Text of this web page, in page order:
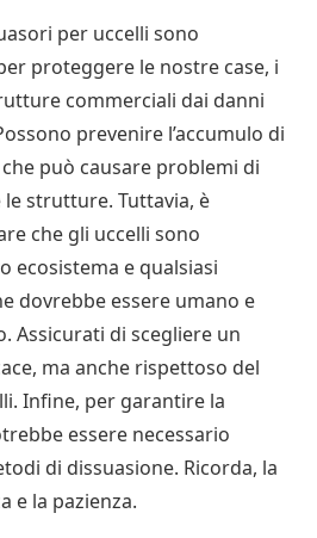
per uccelli sono
proteggere le nostre case, i
commerciali dai danni
prevenire l’accumulo di
può causare problemi di
strutture. Tuttavia, è
che gli uccelli sono
ecosistema e qualsiasi
dovrebbe essere umano e
Assicurati di scegliere un
ma anche rispettoso del
Infine, per garantire la
essere necessario
di dissuasione. Ricorda, la
e la pazienza.